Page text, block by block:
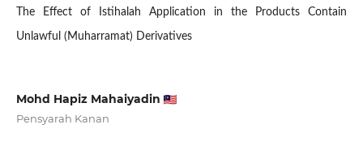
The Effect of Istihalah Application in the Products Contain
Unlawful (Muharramat) Derivatives
Mohd Hapiz Mahaiyadin
Pensyarah Kanan